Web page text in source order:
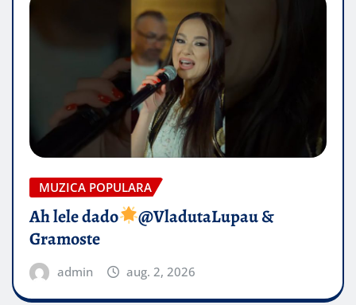
MUZICA POPULARA
Ah lele dado​
@VladutaLupau &
Gramoste
admin aug. 2, 2026